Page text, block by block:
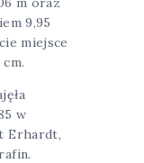
9,95
miejsce
w
Erhardt,